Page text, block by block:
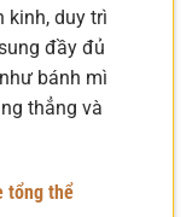
kinh, duy trì
đầy đủ
bánh mì
thẳng và
tổng thể